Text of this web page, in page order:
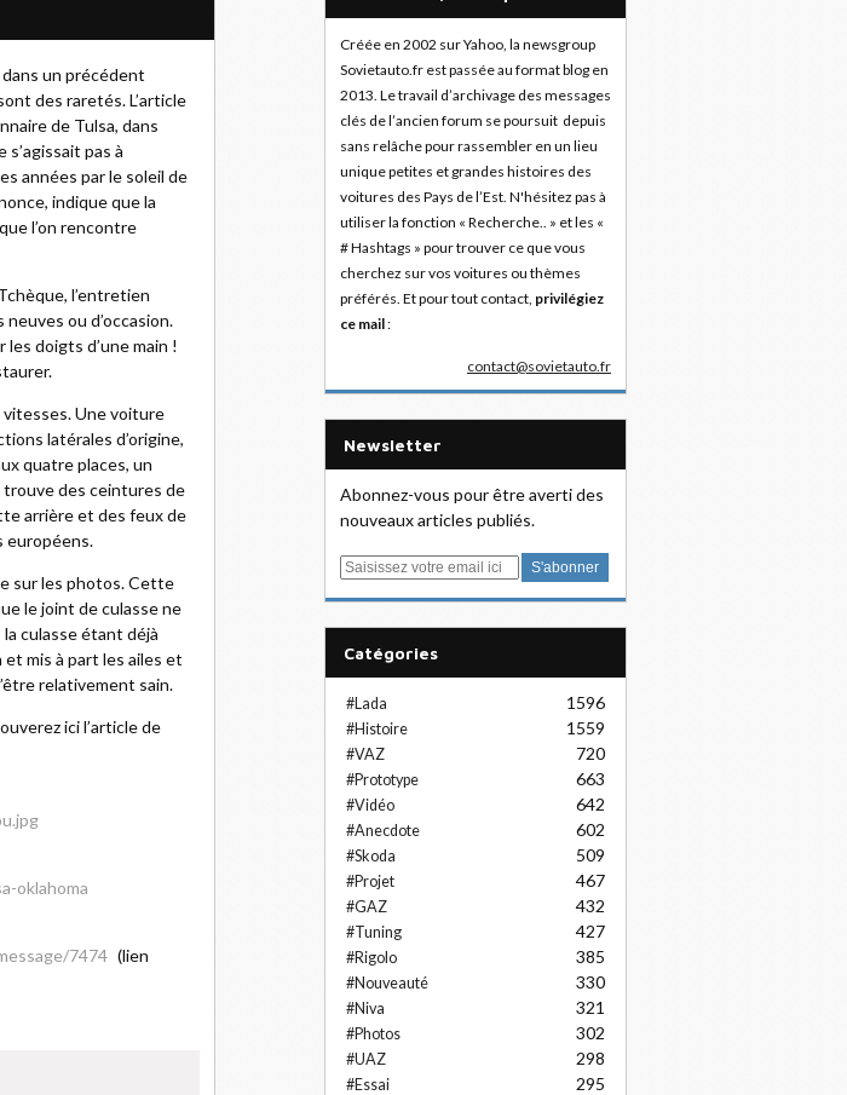
dans un précédent
des raretés. L’article
de Tulsa, dans
pas à
années par le soleil de
indique que la
l’on rencontre
l’entretien
ou d’occasion.
les doigts d’une main !
vitesses. Une voiture
latérales d’origine,
quatre places, un
des ceintures de
arrière et des feux de
européens.
sur les photos. Cette
le joint de culasse ne
culasse étant déjà
mis à part les ailes et
relativement sain.
ici l’article de
oklahoma
7474 (lien
Créée en 2002 sur Yahoo, la newsgroup
Sovietauto.fr est passée au format blog en
2013. Le travail d’archivage des messages
clés de l’ancien forum se poursuit depuis
sans relâche pour rassembler en un lieu
unique petites et grandes histoires des
voitures des Pays de l’Est. N'hésitez pas à
utiliser la fonction « Recherche.. » et les «
# Hashtags » pour trouver ce que vous
cherchez sur vos voitures ou thèmes
préférés. Et pour tout contact, privilégiez
ce mail:
contact@sovietauto.fr
Newsletter
Abonnez-vous pour être averti des
nouveaux articles publiés.
E
Catégories
#Lada 1596
#Histoire 1559
#VAZ 720
#Prototype 663
#Vidéo 642
#Anecdote 602
#Skoda 509
#Projet 467
#GAZ 432
#Tuning 427
#Rigolo 385
#Nouveauté 330
#Niva 321
#Photos 302
#UAZ 298
#Essai 295